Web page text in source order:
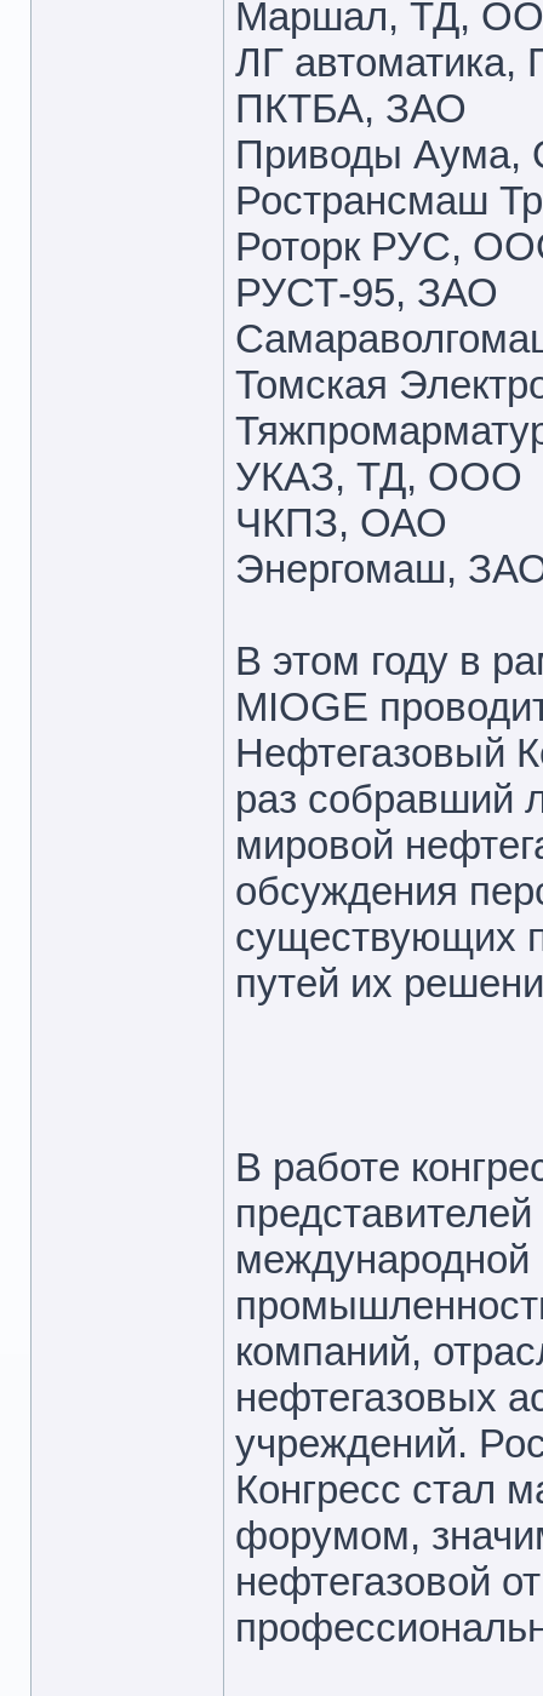
Маршал, ТД,
ЛГ
ПКТБА, ЗАО
Приводы
Ространсмаш
Роторк РУС,
РУСТ-95, ЗАО
Томская
УКАЗ, ТД, ООО
ЧКПЗ, ОАО
Энергомаш,
В этом году в
MIOGE
Нефтегазовый
раз собравший
мировой
обсуждения
существующих
путей их
В работе
международной
компаний,
нефтегазовых
учреждений.
Конгресс стал
форумом,
нефтегазовой